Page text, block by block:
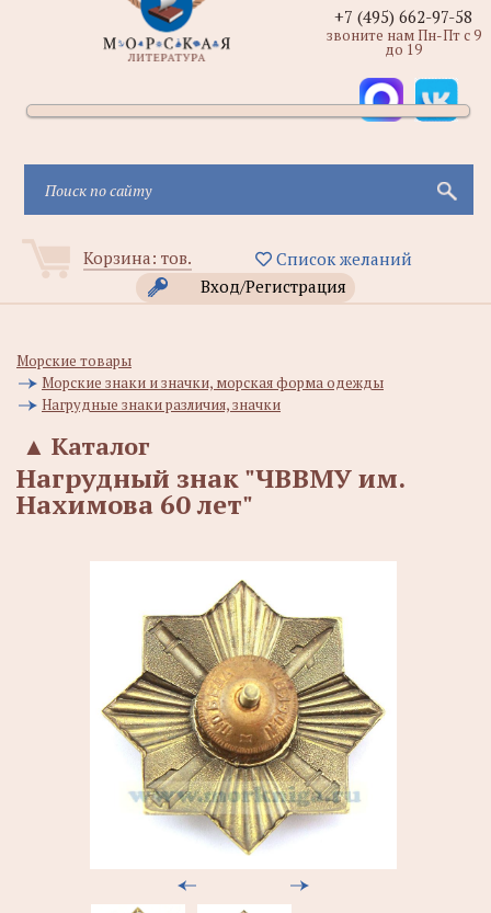
Корзина: тов.
Список желаний
Вход/Регистрация
+7 (495) 662-97-58
звоните нам Пн-Пт с 9
до 19
Морские товары
Морские знаки и значки, морская форма одежды
Нагрудные знаки различия, значки
Каталог
▲
Нагрудный знак "ЧВВМУ им.
Нахимова 60 лет"